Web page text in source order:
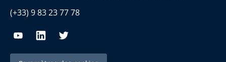
(+33) 9 83 23 77 78